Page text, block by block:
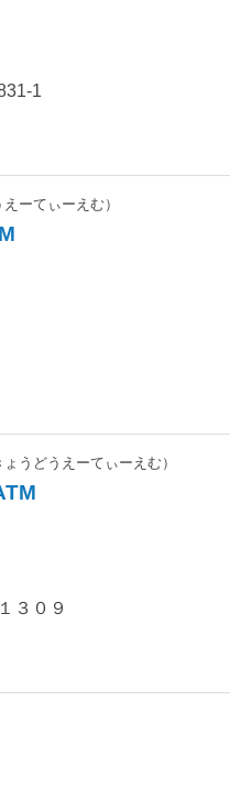
1
ーてぃーえむ）
うどうえーてぃーえむ）
３０９